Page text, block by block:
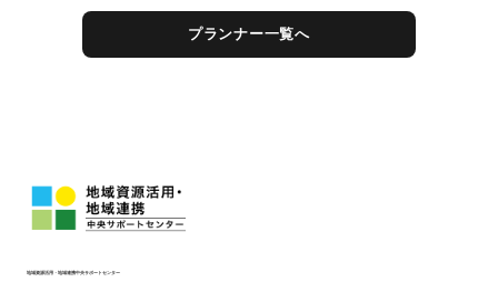
プランナー一覧へ
地域資源活用・地域連携中央サポートセンター